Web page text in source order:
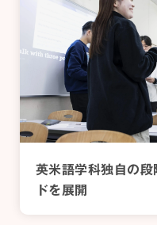
英米語学科独自の段
ドを展開